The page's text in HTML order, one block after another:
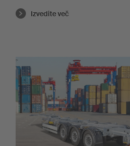
Izvedite več